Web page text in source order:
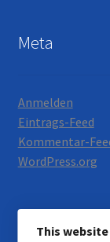
Meta
Anmelden
Eintrags-Feed
Kommentar-
WordPress.org
This